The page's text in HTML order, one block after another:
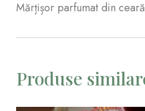
Mărțișor parfumat din
Produse